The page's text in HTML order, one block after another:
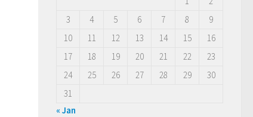
3
4 5 6 7 8
9
10
11 12 13 14 15
16
17
18 19 20 21 22
23
24
25 26 27 28 29
30
31
« Jan